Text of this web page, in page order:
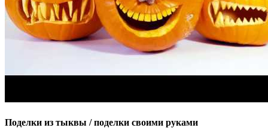
Поделки из тыквы / поделки своими руками